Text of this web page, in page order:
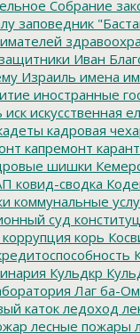
Собрание
заповедник
Иван
Израиль имена
иностранные
иск искусственная
кадровая
капремонт
шишки
ковид-сводка
коммунальные
суд
коррупция корь
Кульдкр
Лаг ба-
каток ледоход
лесные пожары